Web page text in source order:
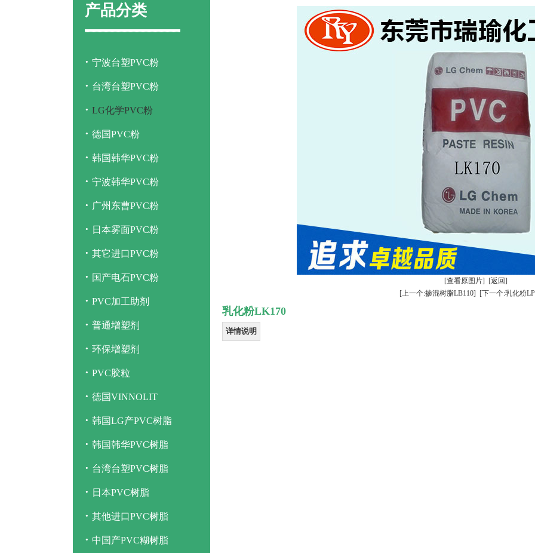
产品分类
· 宁波台塑PVC粉
· 台湾台塑PVC粉
· LG化学PVC粉
· 德国PVC粉
· 韩国韩华PVC粉
· 宁波韩华PVC粉
· 广州东曹PVC粉
· 日本雾面PVC粉
· 其它进口PVC粉
· 国产电石PVC粉
· PVC加工助剂
· 普通增塑剂
· 环保增塑剂
· PVC胶粒
· 德国VINNOLIT
· 韩国LG产PVC树脂
· 韩国韩华PVC树脂
· 台湾台塑PVC树脂
· 日本PVC树脂
· 其他进口PVC树脂
· 中国产PVC糊树脂
[查看原图片] [返回]
[上一个:掺混树脂LB110] [下一个:乳化粉
乳化粉LK170
详情说明